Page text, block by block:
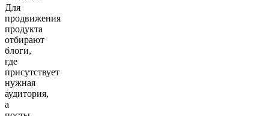
Для
продвижения
продукта
отбирают
блоги,
где
присутствует
нужная
аудитория,
а